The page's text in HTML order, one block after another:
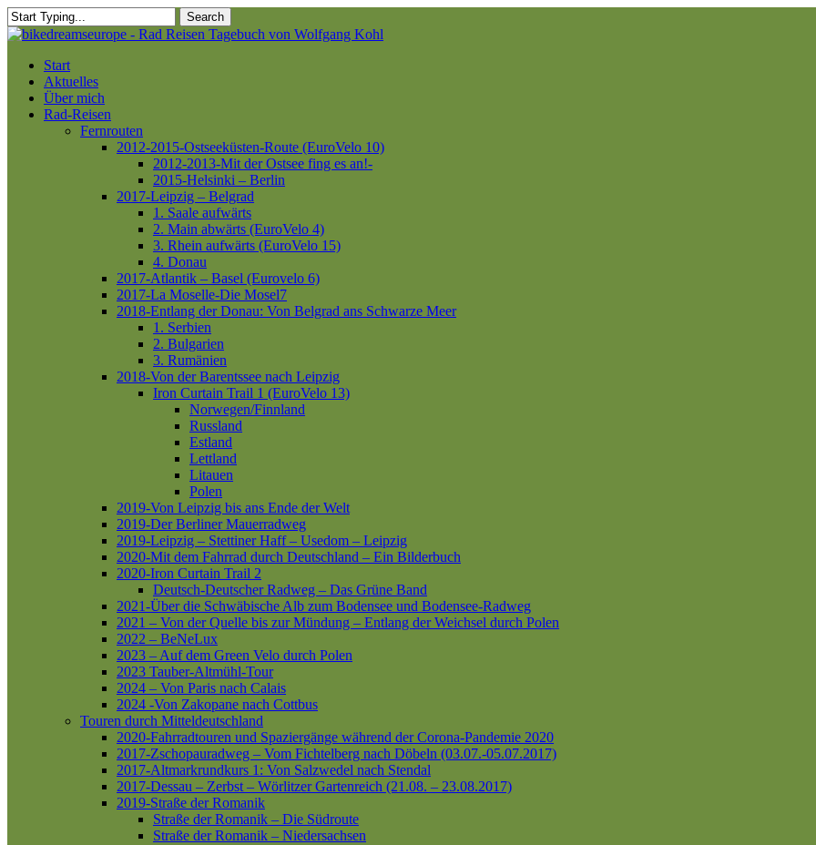
Skip
to
content
Search
Close
Menu
Start
Aktuelles
Über mich
Rad-Reisen
Fernrouten
2012-2015-Ostseeküsten-Route (EuroVelo 10)
2012-2013-Mit der Ostsee fing es an!-
2015-Helsinki – Berlin
2017-Leipzig – Belgrad
1. Saale aufwärts
2. Main abwärts (EuroVelo 4)
3. Rhein aufwärts (EuroVelo 15)
4. Donau
2017-Atlantik – Basel (Eurovelo 6)
2017-La Moselle-Die Mosel7
2018-Entlang der Donau: Von Belgrad ans Schwarze Meer
1. Serbien
2. Bulgarien
3. Rumänien
2018-Von der Barentssee nach Leipzig
Iron Curtain Trail 1 (EuroVelo 13)
Norwegen/Finnland
Russland
Estland
Lettland
Litauen
Polen
2019-Von Leipzig bis ans Ende der Welt
2019-Der Berliner Mauerradweg
2019-Leipzig – Stettiner Haff – Usedom – Leipzig
2020-Mit dem Fahrrad durch Deutschland – Ein Bilderbuch
2020-Iron Curtain Trail 2
Deutsch-Deutscher Radweg – Das Grüne Band
2021-Über die Schwäbische Alb zum Bodensee und Bodensee-Radweg
2021 – Von der Quelle bis zur Mündung – Entlang der Weichsel durch Polen
2022 – BeNeLux
2023 – Auf dem Green Velo durch Polen
2023 Tauber-Altmühl-Tour
2024 – Von Paris nach Calais
2024 -Von Zakopane nach Cottbus
Touren durch Mitteldeutschland
2020-Fahrradtouren und Spaziergänge während der Corona-Pandemie 2020
2017-Zschopauradweg – Vom Fichtelberg nach Döbeln (03.07.-05.07.2017)
2017-Altmarkrundkurs 1: Von Salzwedel nach Stendal
2017-Dessau – Zerbst – Wörlitzer Gartenreich (21.08. – 23.08.2017)
2019-Straße der Romanik
Straße der Romanik – Die Südroute
Straße der Romanik – Niedersachsen